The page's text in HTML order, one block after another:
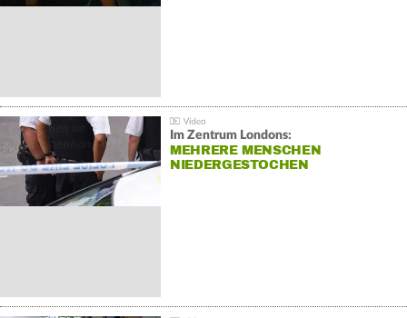
Im Zentrum Londons:
MEHRERE MENSCHEN
NIEDERGESTOCHEN